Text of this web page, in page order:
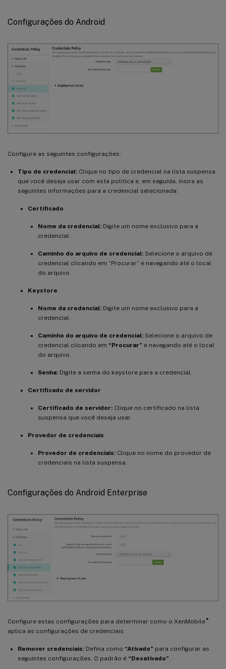
Configurações do Android
Configure as seguintes configurações:
Tipo de credencial: Clique no tipo de credencial na lista suspensa
que você deseja usar com esta política e, em seguida, insira as
seguintes informações para a credencial selecionada:
Certificado
Nome da credencial: Digite um nome exclusivo para a
credencial.
Caminho do arquivo de credencial: Selecione o arquivo de
credencial clicando em “Procurar” e navegando até o local
do arquivo.
Keystore
Nome da credencial: Digite um nome exclusivo para a
credencial.
Caminho do arquivo de credencial: Selecione o arquivo de
credencial clicando em “Procurar” e navegando até o local
do arquivo.
Senha: Digite a senha do keystore para a credencial.
Certificado de servidor
Certificado de servidor: Clique no certificado na lista
suspensa que você deseja usar.
Provedor de credenciais
Provedor de credenciais: Clique no nome do provedor de
credenciais na lista suspensa.
Configurações do Android Enterprise
Configure estas configurações para determinar como o XenMobile ®
aplica as configurações de credenciais:
Remover credenciais: Defina como “Ativado” para configurar as
seguintes configurações. O padrão é “Desativado”